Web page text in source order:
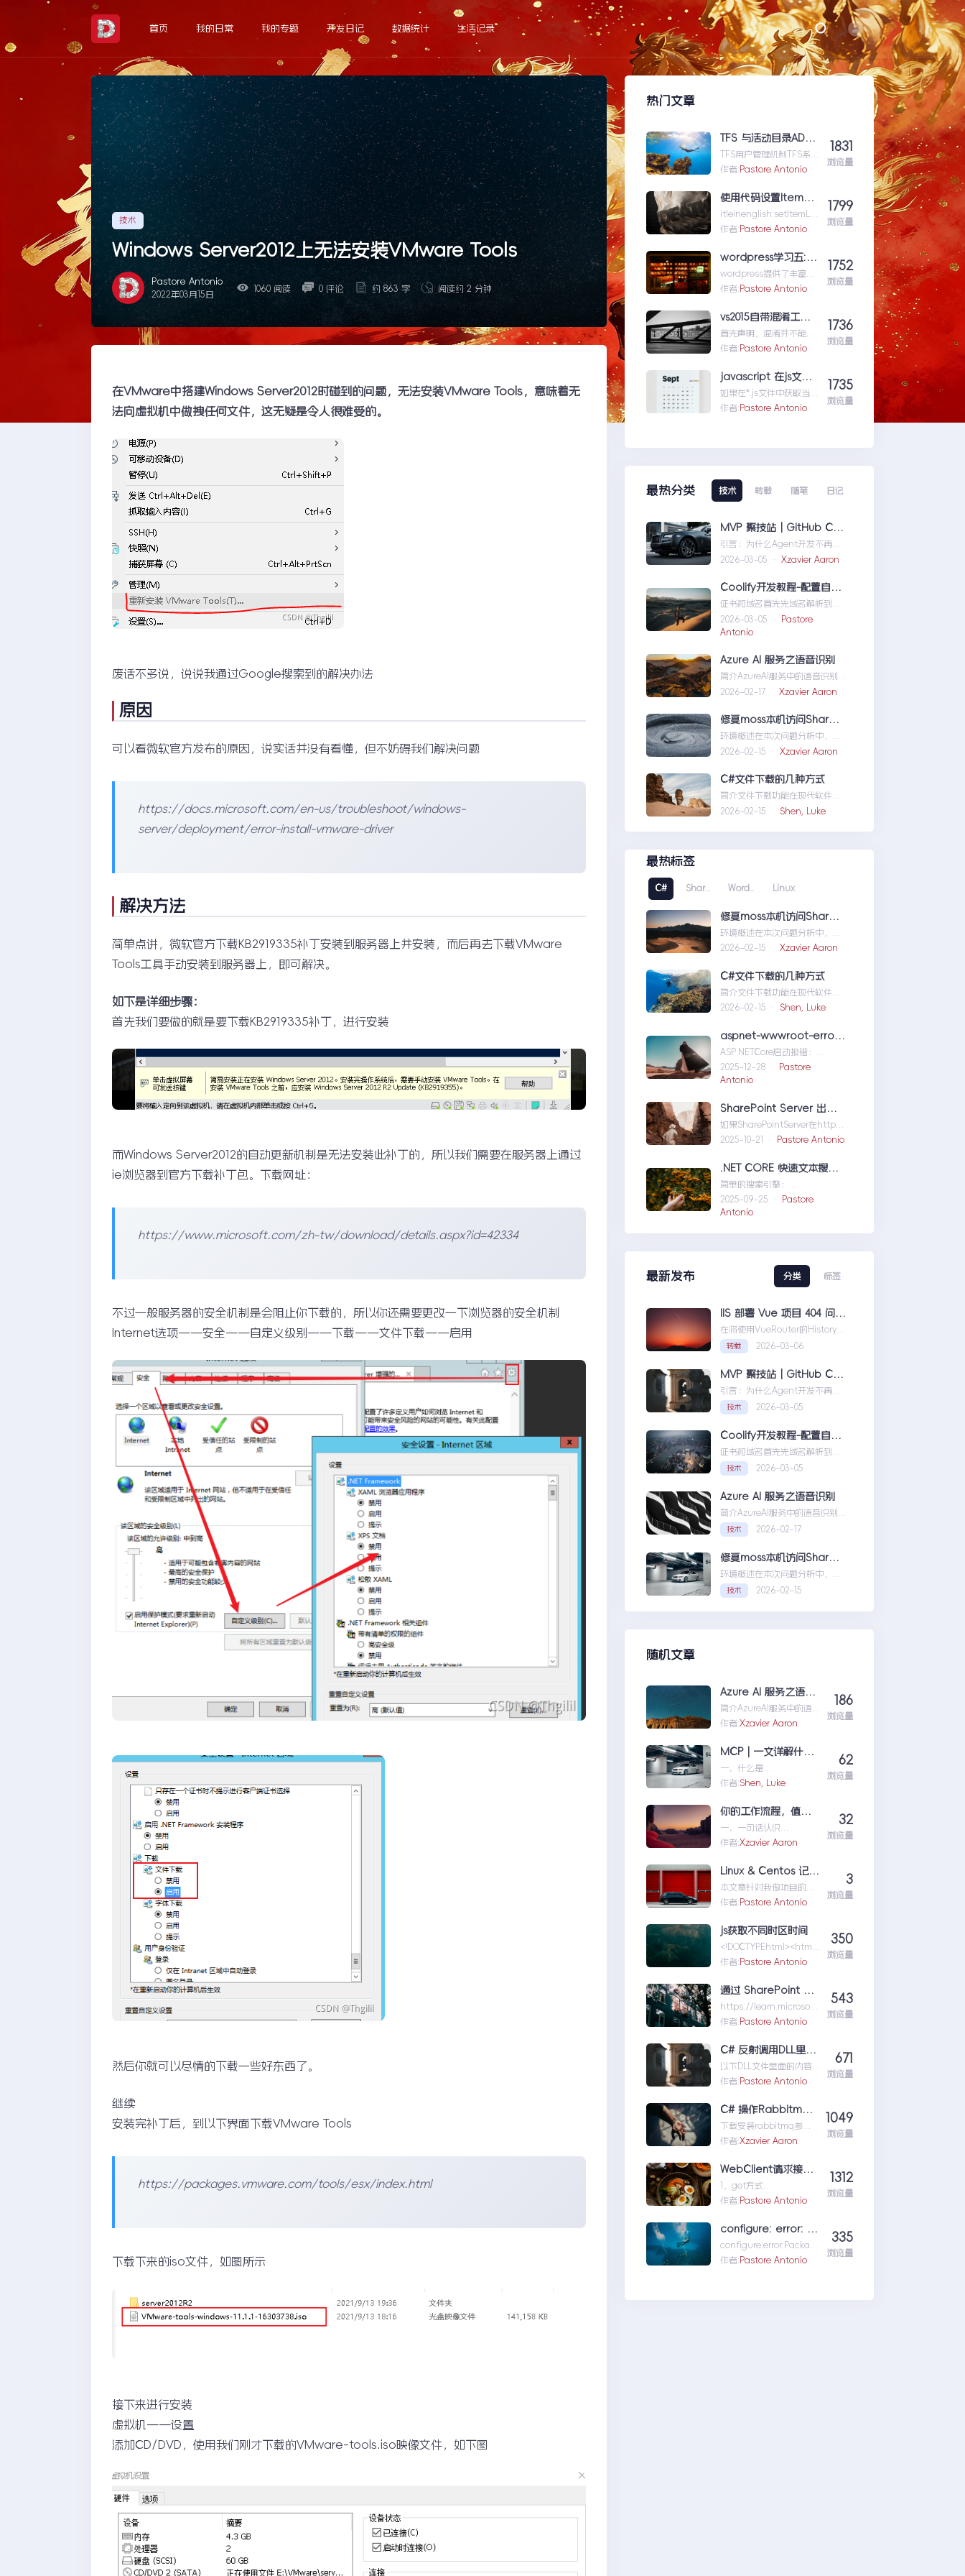
content
首页 我的日常 我的专题 开发日记 数据统计 生活记录
技术
Windows Server2012上无法安装VMware Tools
Pastore Antonio
2022年03月15日
1060 阅读 0 评论 约 863 字 阅读约 2 分钟
在VMware中搭建Windows Server2012时碰到的问题，无法安装VMware Tools，意味着无
法向虚拟机中做拽任何文件，这无疑是令人很难受的。
废话不多说，说说我通过Google搜索到的解决办法
原因
可以看微软官方发布的原因，说实话并没有看懂，但不妨碍我们解决问题
https://docs.microsoft.com/en-us/troubleshoot/windows-
server/deployment/error-install-vmware-driver
解决方法
简单点讲，微软官方下载KB2919335补丁安装到服务器上并安装，而后再去下载VMware
Tools工具手动安装到服务器上，即可解决。
如下是详细步骤：
首先我们要做的就是要下载KB2919335补丁，进行安装
而Windows Server2012的自动更新机制是无法安装此补丁的，所以我们需要在服务器上通过
ie浏览器到官方下载补丁包。下载网址：
https://www.microsoft.com/zh-tw/download/details.aspx?id=42334
不过一般服务器的安全机制是会阻止你下载的，所以你还需要更改一下浏览器的安全机制
Internet选项——安全——自定义级别——下载——文件下载——启用
然后你就可以尽情的下载一些好东西了。
继续
安装完补丁后，到以下界面下载VMware Tools
https://packages.vmware.com/tools/esx/index.html
下载下来的iso文件，如图所示
接下来进行安装
虚拟机——设置
添加CD/DVD，使用我们刚才下载的VMware-tools.iso映像文件，如下图
热门文章
TFS 与活动目录AD（Active Directory)的同步机制
TFS用户管理机制TFS系统
与企业域服务器用户系统
统）高度集成在一起，使
AD（ActiveDirectory)的
同步机制
作者:Pastore Antonio
1831
浏览量
使用代码设置Item级的权限（权限总结1）
itleinenglish:setItemLev
elPermissionforShar...使
（权限总结1）
作者:Pastore Antonio
1799
浏览量
wordpress提供了丰富的
xmlrpc接口api来供我们
的开源社区有人
过wordpress_xmlrpc的
python包远程操作
作者:Pastore Antonio
1752
浏览量
vs2015自带混淆工具DotFuscator使用方法（超简单）
首先声明，混淆并不能防
反编译工具，只能增加反
（把方法和变量名变成无
意义的声明如...vs2015自
带混淆工具DotFuscator
使用方法（超简单）
作者:Pastore Antonio
1736
浏览量
javascript 在js文件中获取路径
如果在*.js文件中获取当自
己当前的路径是很重要
作者:Pastore Antonio
1735
浏览量
最热分类 技术 转载 随笔 日记
MVP 聚技站｜GitHub Copilot SDK 入门：五分钟构建你的第一个 AI Agent
引言：为什么Agent开发不再是
少数人的游戏近年来，随着人工
AIAgen...MVP聚技站｜
钟构建你的第一个AIAgent
2026-03-05 · Xzavier Aaron
Coolify开发教程-配置自定义域名和证书
证书和域名首先先域名解析到
Coolify所在的服务器，然后获取
你的证书NGINX版本的，这里就
义域名和证书
2026-03-05 ·
Pastore
Antonio
Azure AI 服务之语音识别
简介AzureAI服务中的语音识别
API是微软提供的一项先进技术，
语...AzureAI服务之语音识别
2026-02-17 · Xzavier Aaron
修复moss本机访问SharePoint 401.1 HTTP错误
环境概述在本次问题分析中，我
们首先需要明确系统的运行环
们定位问题，也为...修复moss本
误
2026-02-15 · Xzavier Aaron
C#文件下载的几种方式
简介文件下载功能在现代软件开
发中占据了重要地位，无论是为
2026-02-15 · Shen, Luke
最热标签
C# Shar.. Word.. Linux
修复moss本机访问SharePoint 401.1 HTTP错误
环境概述在本次问题分析中，我
们首先需要明确系统的运行环
们定位问题，也为...修复moss本
误
2026-02-15 · Xzavier Aaron
C#文件下载的几种方式
简介文件下载功能在现代软件开
发中占据了重要地位，无论是为
实现数据传输，...C#文件下载的
几种方式
2026-02-15 · Shen, Luke
aspnet-wwwroot-error-solution
ASP.NETCore启动报错：
DirectoryNotFoundException
wwwroo...aspnet-wwwroot-
2025-12-28 ·
Pastore
Antonio
如果SharePointServer在http的
情况下能够访问，但是在https
如...SharePointServer出现
R
2025-10-21 · Pastore Antonio
.NET CORE 快速文本搜索器
简单的搜索引擎：
usingSystem;usingSystem.Co
llections.Gen....NETCORE快速
2025-09-25 ·
Pastore
Antonio
最新发布 分类 标签
IIS 部署 Vue 项目 404 问题解决方案
在将使用VueRouter的History模
式项目部署到IIS时，可能会遇到
刷新页面或...IIS部署Vue项目404
问题解决方案
转载 2026-03-06
MVP 聚技站｜GitHub Copilot SDK 入门：五分钟构建你的第一个 AI Agent
引言：为什么Agent开发不再是
少数人的游戏近年来，随着人工
智能技术的快速发展，
AIAgen...MVP聚技站｜
GitHubCopilotSDK入门：五分
钟构建你的第一个AIAgent
技术 2026-03-05
Coolify开发教程-配置自定义域名和证书
证书和域名首先先域名解析到
Coolify所在的服务器，然后获取
你的证书NGINX版本的，这里就
不赘...Coolify开发教程-配置自定
技术 2026-03-05
Azure AI 服务之语音识别
简介AzureAI服务中的语音识别
API是微软提供的一项先进技术，
旨在帮助开发者轻松实现
语...AzureAI服务之语音识别
技术 2026-02-17
修复moss本机访问SharePoint 401.1 HTTP错误
环境概述在本次问题分析中，我
们首先需要明确系统的运行环
境。了解环境配置不仅能帮助我
技术 2026-02-15
随机文章
Azure AI 服务之语音识别
简介AzureAI服务中的语
音识别API是微软提供的一
发者轻松实现语...AzureAI
服务之语音识别
作者:Xzavier Aaron
186
浏览量
MCP | 一文详解什么是 MCP以及 MCP 可以做什么
一、什么是
MCPMCP（ModelConte
大型语言模型（L...MCP|
MCP可以做什么
作者:Shen, Luke
62
浏览量
你的工作流程，值得一个“全自动数字分身”：录制、截图、成文，一气呵成
一、一句话认识
TestFlowRecorder在数字
记录操作步骤并生成清...
“全自动数字分身”：录
制、截图、成文，一气呵
作者:Xzavier Aaron
32
浏览量
Linux & Centos 记忆大全
本文章针对我做项目的时
候出现的一些经典问题进
yumError:Cannotret...Li
nux&Centos记忆大全
作者:Pastore Antonio
3
浏览量
js获取不同时区时间
<!DOCTYPEhtml><html>
<head>&l...js获取不同时
作者:Pastore Antonio
350
浏览量
https://learn.microsoft.
com/zh-
通过SharePoint仅限应用
作者:Pastore Antonio
543
浏览量
C# 反射调用DLL里面方法并执行实例
以下DLL文件里面的内容
生成的程序集名为
paceCl...C#反射调用DLL
作者:Pastore Antonio
671
浏览量
C# 操作Rabbitmq 原创
下载安装rabbitmq参考
安装依赖包下面的生产者
RabbitMQ.Cli...C#操作
作者:Xzavier Aaron
1049
浏览量
WebClient请求接口，get和post方法
1，get方式
stringURI="url";//实例化
ient请求接口，get和
post方法
作者:Pastore Antonio
1312
浏览量
configure:error:Packag
erequirements(oniguru
作者:Pastore Antonio
335
浏览量